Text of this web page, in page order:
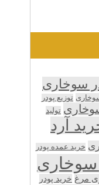
سوخاری
توزیع پودر
تولید
آرد
خرید عمده پودر
سوخاری
مرغ خرید پودر